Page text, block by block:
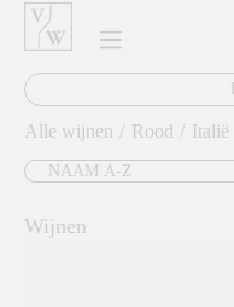
Alle wijnen / Rood / Italië
Wijnen